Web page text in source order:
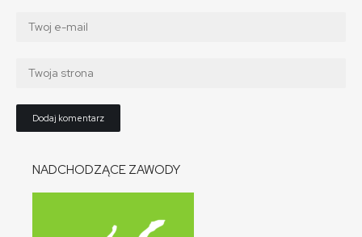
NADCHODZĄCE ZAWODY